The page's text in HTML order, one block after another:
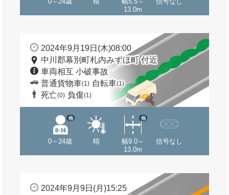
13.0m
2024年9月19日(木)08:00
中川郡幕別町札内みずほ町 付近
車両相互 小破事故
普通貨物車(1) 自転車(1)
死亡(0) 負傷(1)
0～24歳
他
晴
幅9.0～
13.0m
他
信号なし
2024年9月9日(月)15:25